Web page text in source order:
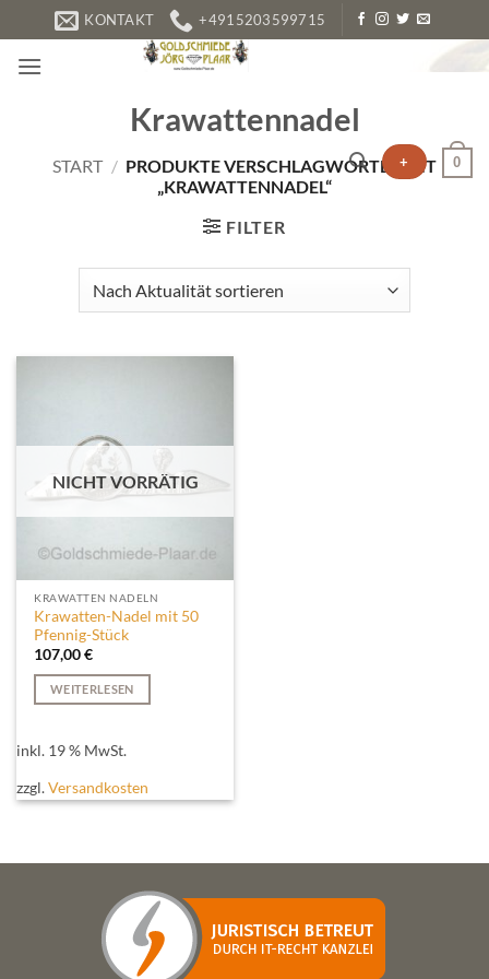
Inhalt
springen
KONTAKT +4915203599715
+ 0
Krawattennadel
START / PRODUKTE VERSCHLAGWORTET MIT
„KRAWATTENNADEL“
FILTER
NICHT VORRÄTIG
KRAWATTEN NADELN
Krawatten-Nadel mit 50
Pfennig-Stück
107,00€
WEITERLESEN
inkl. 19 % MwSt.
zzgl.Versandkosten